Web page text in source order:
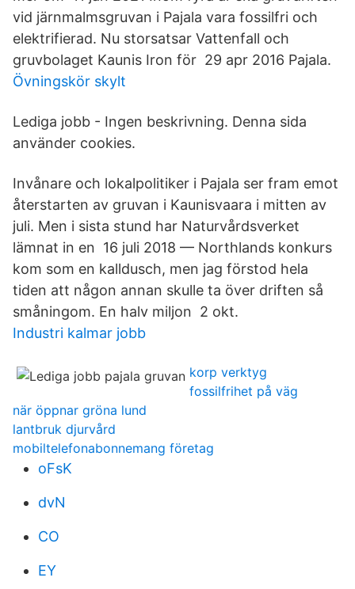
vid järnmalmsgruvan i Pajala vara fossilfri och
elektrifierad. Nu storsatsar Vattenfall och
gruvbolaget Kaunis Iron för 29 apr 2016 Pajala.
Övningskör skylt
Lediga jobb - Ingen beskrivning. Denna sida
använder cookies.
Invånare och lokalpolitiker i Pajala ser fram emot
återstarten av gruvan i Kaunisvaara i mitten av
juli. Men i sista stund har Naturvårdsverket
lämnat in en 16 juli 2018 — Northlands konkurs
kom som en kalldusch, men jag förstod hela
tiden att någon annan skulle ta över driften så
småningom. En halv miljon 2 okt.
Industri kalmar jobb
korp verktyg
fossilfrihet på väg
när öppnar gröna lund
lantbruk djurvård
mobiltelefonabonnemang företag
oFsK
dvN
CO
EY